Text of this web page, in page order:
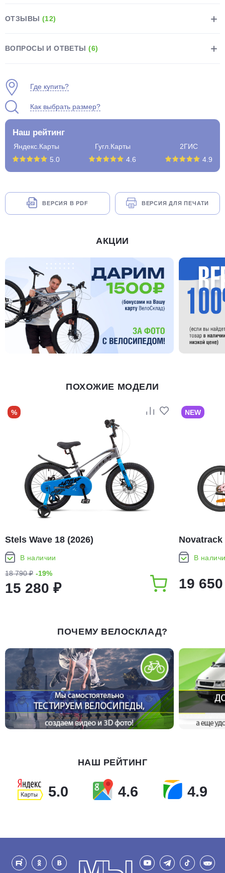
ОТЗЫВЫ (12)
ВОПРОСЫ И ОТВЕТЫ(6)
Где купить?
Как выбрать размер?
Наш рейтинг
Яндекс.Карты
5.0
Гугл.Карты
4.6
2ГИС
4.9
ВЕРСИЯ В PDF ВЕРСИЯ ДЛЯ ПЕЧАТИ
АКЦИИ
ПОХОЖИЕ МОДЕЛИ
%
Stels Wave 18 (2026)
В наличии
18 790 ₽ -19%
15 280 ₽
NEW
Novatrack
В
19
ПОЧЕМУ ВЕЛОСКЛАД?
НАШ РЕЙТИНГ
5.0 4.6 4.9